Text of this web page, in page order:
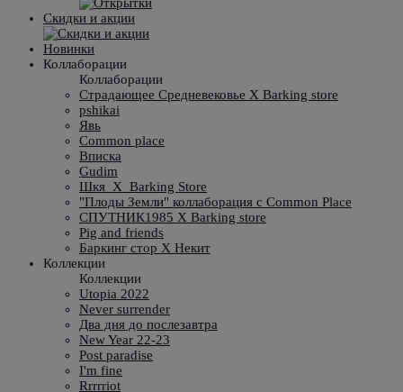
Скидки и акции
Новинки
Коллаборации
Коллаборации
Страдающее Средневековье X Barking store
pshikai
Явь
Common place
Вписка
Gudim
Шкя_X_Barking Store
"Плоды Земли" коллаборация с Common Place
СПУТНИК1985 X Barking store
Pig and friends
Баркинг стор X Некит
Коллекции
Коллекции
Utopia 2022
Never surrender
Два дня до послезавтра
New Year 22-23
Post paradise
I'm fine
Rrrrriot